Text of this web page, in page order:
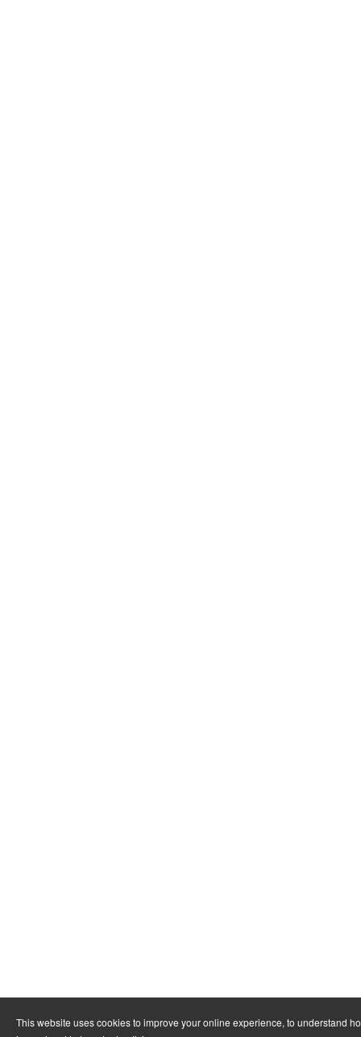
This website uses cookies to improve your online experience, to understand